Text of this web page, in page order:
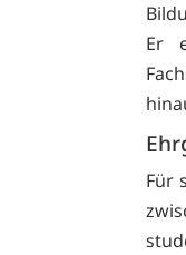
Er
Für